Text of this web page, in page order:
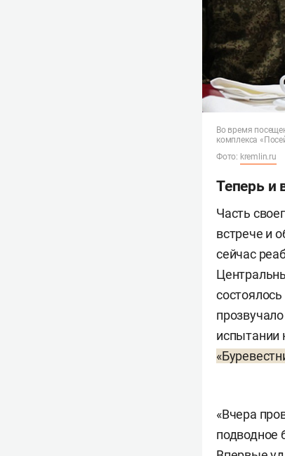
Во время
комплекса
Фото: kremlin.ru
Теперь и
Часть
встрече и
сейчас
испытании
«Вчера
подводное